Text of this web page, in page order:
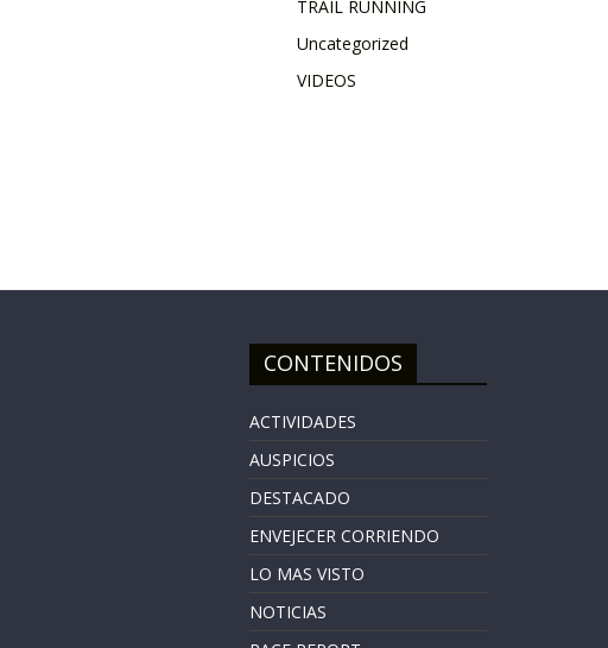
TRAIL RUNNING
Uncategorized
VIDEOS
CONTENIDOS
ACTIVIDADES
AUSPICIOS
DESTACADO
ENVEJECER CORRIENDO
LO MAS VISTO
NOTICIAS